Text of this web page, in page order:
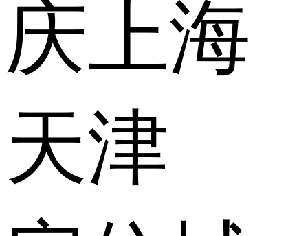
庆上海
天津